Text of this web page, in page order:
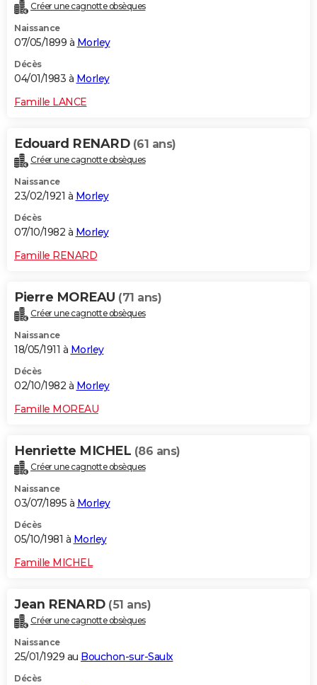
Créer une cagnotte obsèques
Naissance
07/05/1899 à Morley
Décès
04/01/1983 à Morley
Famille LANCE
Edouard RENARD (61 ans)
Créer une cagnotte obsèques
Naissance
23/02/1921 à Morley
Décès
07/10/1982 à Morley
Famille RENARD
Pierre MOREAU (71 ans)
Créer une cagnotte obsèques
Naissance
18/05/1911 à Morley
Décès
02/10/1982 à Morley
Famille MOREAU
Henriette MICHEL (86 ans)
Créer une cagnotte obsèques
Naissance
03/07/1895 à Morley
Décès
05/10/1981 à Morley
Famille MICHEL
Jean RENARD (51 ans)
Créer une cagnotte obsèques
Naissance
25/01/1929 au Bouchon-sur-Saulx
Décès